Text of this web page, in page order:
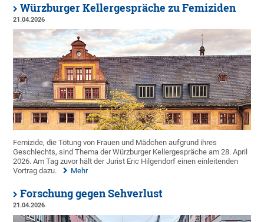
Würzburger Kellergespräche zu Femiziden
21.04.2026
Femizide, die Tötung von Frauen und Mädchen aufgrund ihres
Geschlechts, sind Thema der Würzburger Kellergespräche am 28. April
2026. Am Tag zuvor hält der Jurist Eric Hilgendorf einen einleitenden
Vortrag dazu.
Mehr
Forschung gegen Sehverlust
21.04.2026